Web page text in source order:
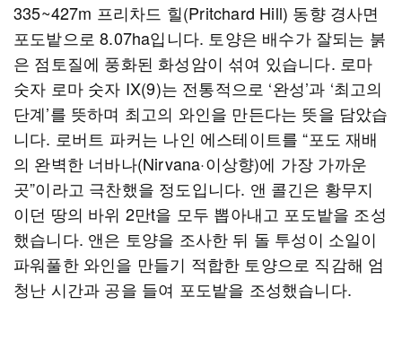
335~427m 프리차드 힐(Pritchard Hill) 동향 경사면
포도밭으로 8.07ha입니다. 토양은 배수가 잘되는 붉
은 점토질에 풍화된 화성암이 섞여 있습니다. 로마
숫자 로마 숫자 IX(9)는 전통적으로 ‘완성’과 ‘최고의
단계’를 뜻하며 최고의 와인을 만든다는 뜻을 담았습
니다. 로버트 파커는 나인 에스테이트를 “포도 재배
의 완벽한 너바나(Nirvana·이상향)에 가장 가까운
곳”이라고 극찬했을 정도입니다. 앤 콜긴은 황무지
이던 땅의 바위 2만t을 모두 뽑아내고 포도밭을 조성
했습니다. 앤은 토양을 조사한 뒤 돌 투성이 소일이
파워풀한 와인을 만들기 적합한 토양으로 직감해 엄
청난 시간과 공을 들여 포도밭을 조성했습니다.